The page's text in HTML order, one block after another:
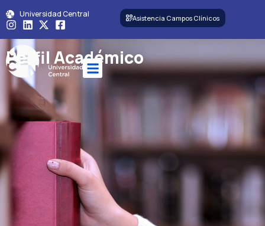
Universidad Central Asistencia Campos Clínicos
Perfil Académico